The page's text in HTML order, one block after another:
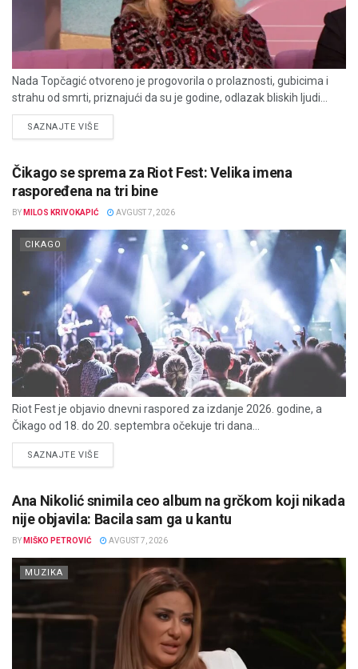
Nada Topčagić otvoreno je progovorila o prolaznosti, gubicima i
strahu od smrti, priznajući da su je godine, odlazak bliskih ljudi...
SAZNAJTE VIŠEDETAILS
Čikago se sprema za Riot Fest: Velika imena
raspoređena na tri bine
BY MILOS KRIVOKAPIĆ AVGUST 7, 2026
CIKAGO
Riot Fest je objavio dnevni raspored za izdanje 2026. godine, a
Čikago od 18. do 20. septembra očekuje tri dana...
SAZNAJTE VIŠEDETAILS
Ana Nikolić snimila ceo album na grčkom koji nikada
nije objavila: Bacila sam ga u kantu
BY MIŠKO PETROVIĆ AVGUST 7, 2026
MUZIKA